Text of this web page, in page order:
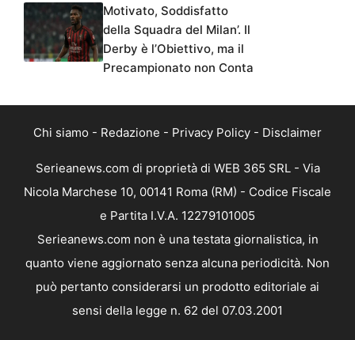
Motivato, Soddisfatto
della Squadra del Milan’. Il
Derby è l’Obiettivo, ma il
Precampionato non Conta
Chi siamo - Redazione - Privacy Policy - Disclaimer
Serieanews.com di proprietà di WEB 365 SRL - Via
Nicola Marchese 10, 00141 Roma (RM) - Codice Fiscale
e Partita I.V.A. 12279101005
Serieanews.com non è una testata giornalistica, in
quanto viene aggiornato senza alcuna periodicità. Non
può pertanto considerarsi un prodotto editoriale ai
sensi della legge n. 62 del 07.03.2001